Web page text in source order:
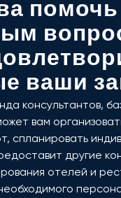
ваши
консультантов,
вам
спланировать
другие
отелей и